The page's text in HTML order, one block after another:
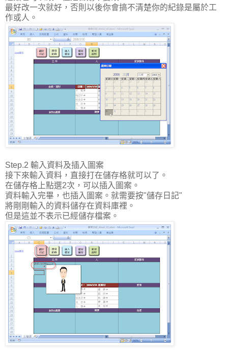
最好改一次就好，否則以後你會搞不清楚你的紀錄是屬於工
作或人。
Step.2 輸入資料及插入圖案
接下來輸入資料，直接打在儲存格就可以了。
在儲存格上點選2次，可以插入圖案。
資料輸入完畢，也插入圖案。就需要按"儲存日記"
將剛剛輸入的資料儲存在資料庫裡。
但是這並不表示已經儲存檔案。